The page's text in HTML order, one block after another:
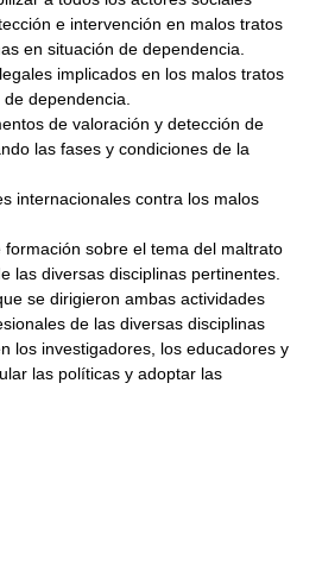
e intervención en malos tratos
en situación de dependencia.
implicados en los malos tratos
dependencia.
de valoración y detección de
las fases y condiciones de la
internacionales contra los malos
formación sobre el tema del maltrato
las diversas disciplinas pertinentes.
se dirigieron ambas actividades
de las diversas disciplinas
los investigadores, los educadores y
las políticas y adoptar las